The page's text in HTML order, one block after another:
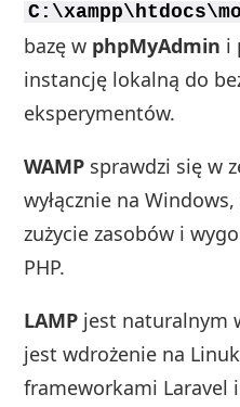
bazę w phpMyAdmin i
instancję lokalną do
eksperymentów.
WAMP sprawdzi się w
wyłącznie na
zużycie zasobów i
PHP.
LAMP jest naturalnym
jest wdrożenie na
frameworkami Laravel